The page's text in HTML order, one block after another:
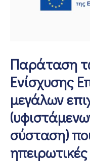
Παράταση
Ενίσχυσης
μεγάλων
σύσταση)